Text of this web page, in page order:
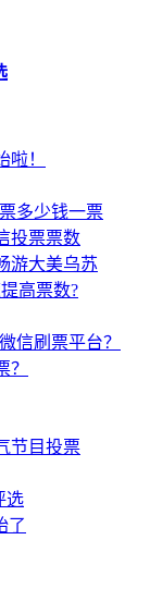
！
多少钱一票
投票票数
游大美乌苏
高票数?
信刷票平台？
节目投票
选
了